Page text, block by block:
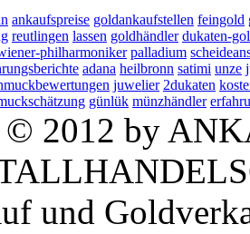
ankaufspreise goldankaufstellen feingold
reutlingen lassen goldhändler dukaten-
philharmoniker palladium
adana heilbronn satimi unze
juwelier 2dukaten
günlük münzhändler
2012 by
und